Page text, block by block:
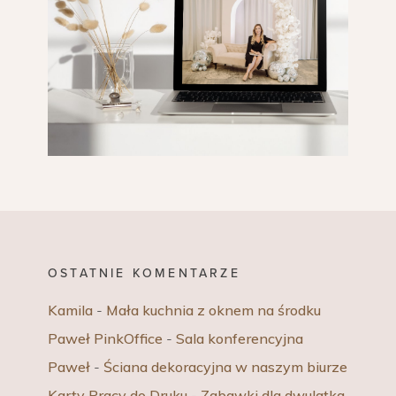
OSTATNIE KOMENTARZE
Kamila - Mała kuchnia z oknem na środku
Paweł PinkOffice - Sala konferencyjna
Paweł - Ściana dekoracyjna w naszym biurze